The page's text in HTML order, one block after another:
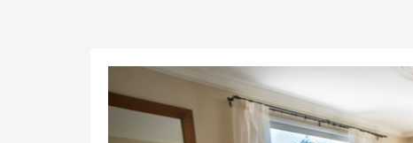
Anterior